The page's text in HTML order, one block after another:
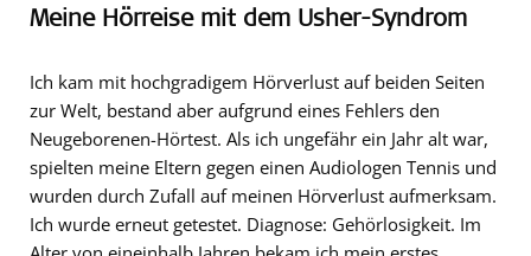
Meine Hörreise mit dem Usher-Syndrom
Ich kam mit hochgradigem Hörverlust auf beiden Seiten
zur Welt, bestand aber aufgrund eines Fehlers den
Neugeborenen-Hörtest. Als ich ungefähr ein Jahr alt war,
spielten meine Eltern gegen einen Audiologen Tennis und
wurden durch Zufall auf meinen Hörverlust aufmerksam.
Ich wurde erneut getestet. Diagnose: Gehörlosigkeit. Im